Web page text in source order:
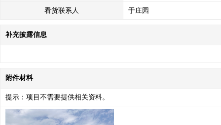
看货联系人 于庄园
补充披露信息
附件材料
提示：项目不需要提供相关资料。